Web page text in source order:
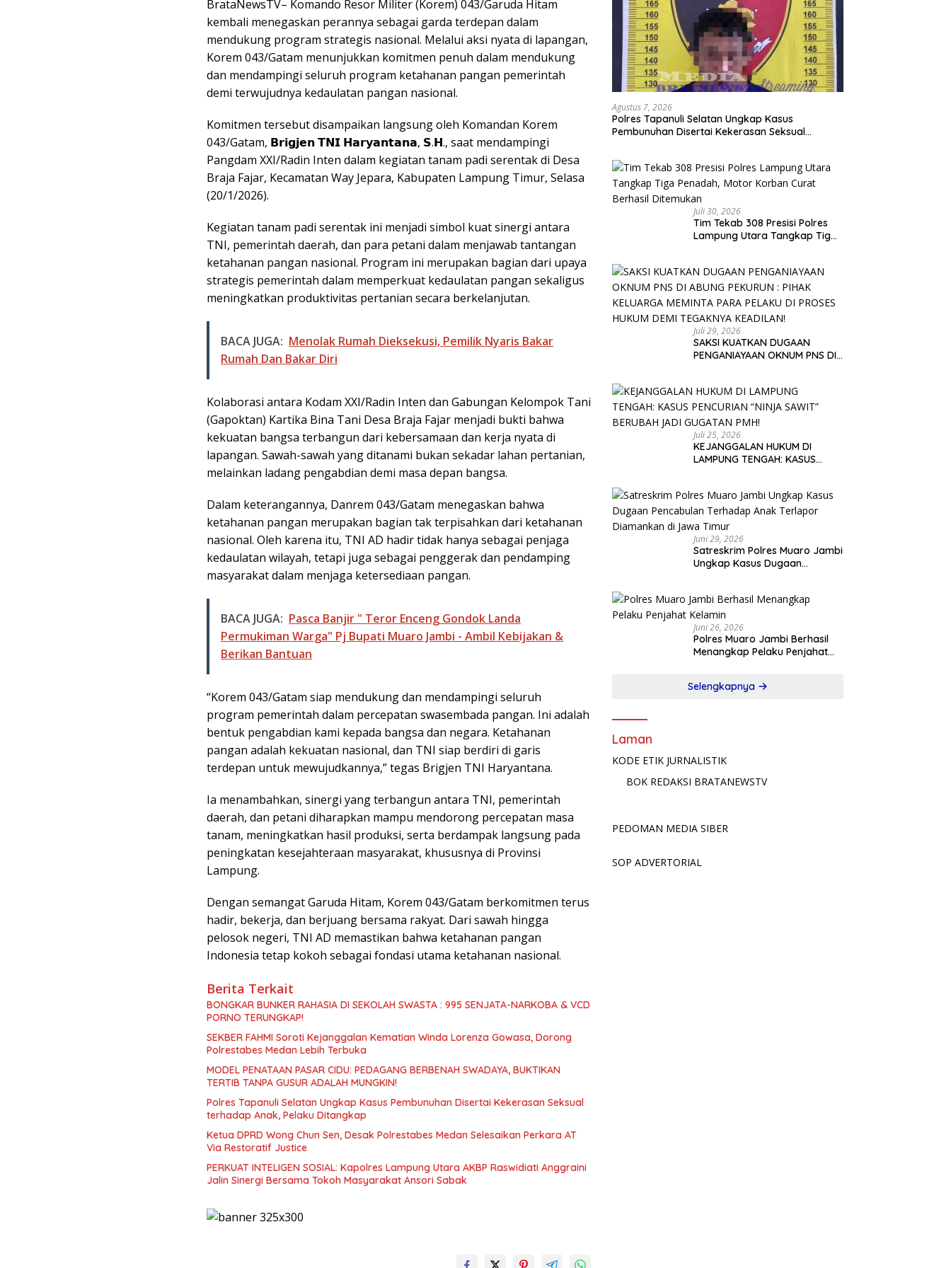
c
e
b
o
o
k
a
t
s
A
p
p
a
r
e
BrataNewsTV– Komando Resor Militer (Korem) 043/Garuda Hitam
kembali menegaskan perannya sebagai garda terdepan dalam
mendukung program strategis nasional. Melalui aksi nyata di lapangan,
Korem 043/Gatam menunjukkan komitmen penuh dalam mendukung
dan mendampingi seluruh program ketahanan pangan pemerintah
demi terwujudnya kedaulatan pangan nasional.
Komitmen tersebut disampaikan langsung oleh Komandan Korem
043/Gatam, 𝗕𝗿𝗶𝗴𝗷𝗲𝗻 𝗧𝗡𝗜 𝗛𝗮𝗿𝘆𝗮𝗻𝘁𝗮𝗻𝗮, 𝗦.𝗛., saat mendampingi
Pangdam XXI/Radin Inten dalam kegiatan tanam padi serentak di Desa
Braja Fajar, Kecamatan Way Jepara, Kabupaten Lampung Timur, Selasa
(20/1/2026).
Kegiatan tanam padi serentak ini menjadi simbol kuat sinergi antara
TNI, pemerintah daerah, dan para petani dalam menjawab tantangan
ketahanan pangan nasional. Program ini merupakan bagian dari upaya
strategis pemerintah dalam memperkuat kedaulatan pangan sekaligus
meningkatkan produktivitas pertanian secara berkelanjutan.
BACA JUGA: Menolak Rumah Dieksekusi, Pemilik Nyaris Bakar
Rumah Dan Bakar Diri
Kolaborasi antara Kodam XXI/Radin Inten dan Gabungan Kelompok Tani
(Gapoktan) Kartika Bina Tani Desa Braja Fajar menjadi bukti bahwa
kekuatan bangsa terbangun dari kebersamaan dan kerja nyata di
lapangan. Sawah-sawah yang ditanami bukan sekadar lahan pertanian,
melainkan ladang pengabdian demi masa depan bangsa.
Dalam keterangannya, Danrem 043/Gatam menegaskan bahwa
ketahanan pangan merupakan bagian tak terpisahkan dari ketahanan
nasional. Oleh karena itu, TNI AD hadir tidak hanya sebagai penjaga
kedaulatan wilayah, tetapi juga sebagai penggerak dan pendamping
masyarakat dalam menjaga ketersediaan pangan.
BACA JUGA: Pasca Banjir " Teror Enceng Gondok Landa
Permukiman Warga" Pj Bupati Muaro Jambi - Ambil Kebijakan &
Berikan Bantuan
“Korem 043/Gatam siap mendukung dan mendampingi seluruh
program pemerintah dalam percepatan swasembada pangan. Ini adalah
bentuk pengabdian kami kepada bangsa dan negara. Ketahanan
pangan adalah kekuatan nasional, dan TNI siap berdiri di garis
terdepan untuk mewujudkannya,” tegas Brigjen TNI Haryantana.
Ia menambahkan, sinergi yang terbangun antara TNI, pemerintah
daerah, dan petani diharapkan mampu mendorong percepatan masa
tanam, meningkatkan hasil produksi, serta berdampak langsung pada
peningkatan kesejahteraan masyarakat, khususnya di Provinsi
Lampung.
Dengan semangat Garuda Hitam, Korem 043/Gatam berkomitmen terus
hadir, bekerja, dan berjuang bersama rakyat. Dari sawah hingga
pelosok negeri, TNI AD memastikan bahwa ketahanan pangan
Indonesia tetap kokoh sebagai fondasi utama ketahanan nasional.
Berita Terkait
BONGKAR BUNKER RAHASIA DI SEKOLAH SWASTA : 995 SENJATA-NARKOBA & VCD
PORNO TERUNGKAP!
SEKBER FAHMI Soroti Kejanggalan Kematian Winda Lorenza Gowasa, Dorong
Polrestabes Medan Lebih Terbuka
MODEL PENATAAN PASAR CIDU: PEDAGANG BERBENAH SWADAYA, BUKTIKAN
TERTIB TANPA GUSUR ADALAH MUNGKIN!
Polres Tapanuli Selatan Ungkap Kasus Pembunuhan Disertai Kekerasan Seksual
terhadap Anak, Pelaku Ditangkap
Ketua DPRD Wong Chun Sen, Desak Polrestabes Medan Selesaikan Perkara AT
Via Restoratif Justice
PERKUAT INTELIGEN SOSIAL: Kapolres Lampung Utara AKBP Raswidiati Anggraini
Jalin Sinergi Bersama Tokoh Masyarakat Ansori Sabak
Agustus 7, 2026
Polres Tapanuli Selatan Ungkap Kasus
Pembunuhan Disertai Kekerasan Seksual
Juli 30, 2026
Tim Tekab 308 Presisi Polres
Lampung Utara Tangkap Tiga
Juli 29, 2026
SAKSI KUATKAN DUGAAN
PENGANIAYAAN OKNUM PNS DI
PELAKU DI PROSES HUKUM DEMI
TEGAKNYA KEADILAN!
Juli 25, 2026
KEJANGGALAN HUKUM DI
LAMPUNG TENGAH: KASUS
Juni 29, 2026
Satreskrim Polres Muaro Jambi
Ungkap Kasus Dugaan
Timur
Juni 26, 2026
Polres Muaro Jambi Berhasil
Menangkap Pelaku Penjahat
Selengkapnya
Laman
KODE ETIK JURNALISTIK
BOK REDAKSI BRATANEWSTV
PEDOMAN MEDIA SIBER
SOP ADVERTORIAL